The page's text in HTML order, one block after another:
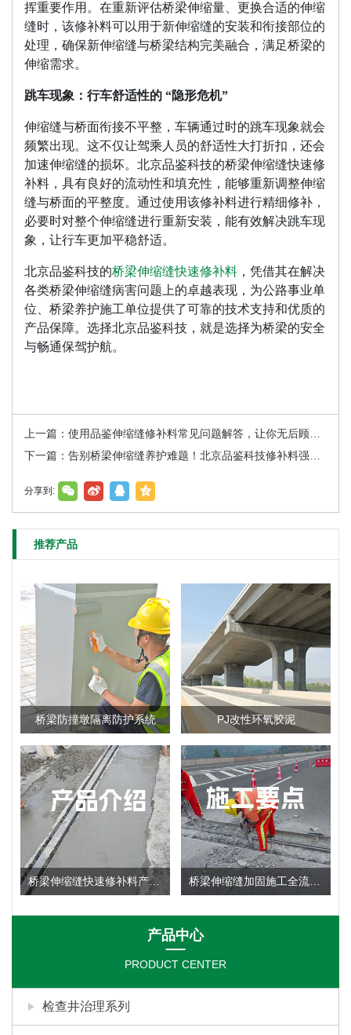
产品中心
PRODUCT CENTER
检查井治理系列
挥重要作用。在重新评估桥梁伸缩量、更换合适的伸缩
缝时，该修补料可以用于新伸缩缝的安装和衔接部位的
处理，确保新伸缩缝与桥梁结构完美融合，满足桥梁的
伸缩需求。
跳车现象：行车舒适性的 “隐形危机”
伸缩缝与桥面衔接不平整，车辆通过时的跳车现象就会
频繁出现。这不仅让驾乘人员的舒适性大打折扣，还会
加速伸缩缝的损坏。北京品鉴科技的桥梁伸缩缝快速修
补料，具有良好的流动性和填充性，能够重新调整伸缩
缝与桥面的平整度。通过使用该修补料进行精细修补，
必要时对整个伸缩缝进行重新安装，能有效解决跳车现
象，让行车更加平稳舒适。
北京品鉴科技的桥梁伸缩缝快速修补料 ，凭借其在解决
各类桥梁伸缩缝病害问题上的卓越表现，为公路事业单
位、桥梁养护施工单位提供了可靠的技术支持和优质的
产品保障。选择北京品鉴科技，就是选择为桥梁的安全
与畅通保驾护航。
分享到:
推荐产品
桥梁防撞墩隔离防护系统 PJ改性环氧胶泥
桥梁伸缩缝快速修补料产品使用说明 桥梁伸缩缝加固施工全流程：施工要点深度剖析